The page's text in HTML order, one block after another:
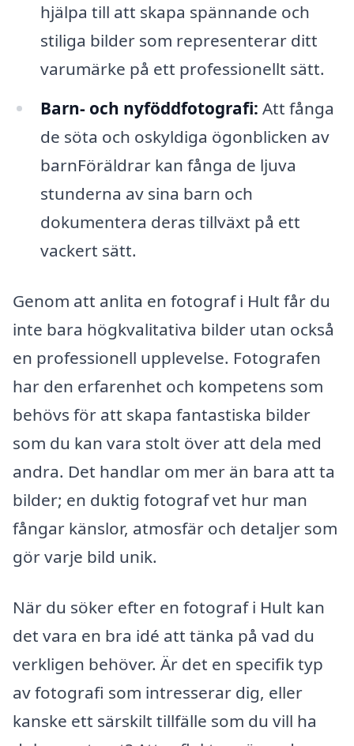
hjälpa till att skapa spännande och
stiliga bilder som representerar ditt
varumärke på ett professionellt sätt.
Barn- och nyföddfotografi: Att fånga
de söta och oskyldiga ögonblicken av
barnFöräldrar kan fånga de ljuva
stunderna av sina barn och
dokumentera deras tillväxt på ett
vackert sätt.
Genom att anlita en fotograf i Hult får du
inte bara högkvalitativa bilder utan också
en professionell upplevelse. Fotografen
har den erfarenhet och kompetens som
behövs för att skapa fantastiska bilder
som du kan vara stolt över att dela med
andra. Det handlar om mer än bara att ta
bilder; en duktig fotograf vet hur man
fångar känslor, atmosfär och detaljer som
gör varje bild unik.
När du söker efter en fotograf i Hult kan
det vara en bra idé att tänka på vad du
verkligen behöver. Är det en specifik typ
av fotografi som intresserar dig, eller
kanske ett särskilt tillfälle som du vill ha